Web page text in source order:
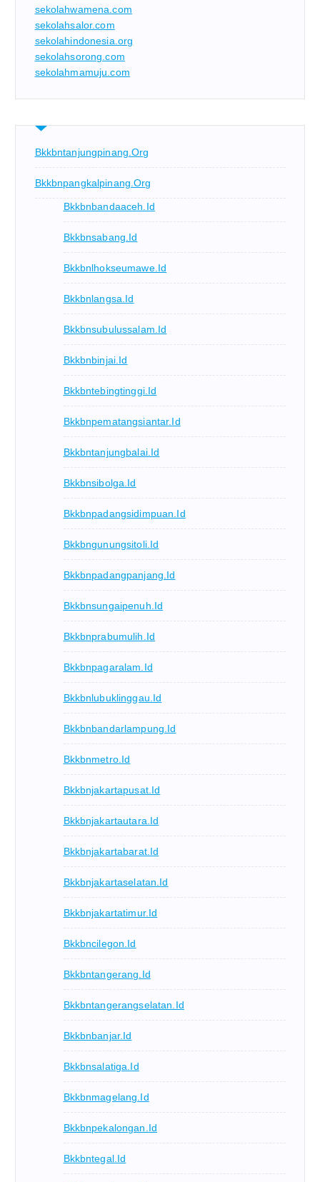
sekolahwamena.com
sekolahsalor.com
sekolahindonesia.org
sekolahsorong.com
sekolahmamuju.com
Bkkbntanjungpinang.org
Bkkbnpangkalpinang.org
Bkkbnbandaaceh.id
Bkkbnsabang.id
Bkkbnlhokseumawe.id
Bkkbnlangsa.id
Bkkbnsubulussalam.id
Bkkbnbinjai.id
Bkkbntebingtinggi.id
Bkkbnpematangsiantar.id
Bkkbntanjungbalai.id
Bkkbnsibolga.id
Bkkbnpadangsidimpuan.id
Bkkbngunungsitoli.id
Bkkbnpadangpanjang.id
Bkkbnsungaipenuh.id
Bkkbnprabumulih.id
Bkkbnpagaralam.id
Bkkbnlubuklinggau.id
Bkkbnbandarlampung.id
Bkkbnmetro.id
Bkkbnjakartapusat.id
Bkkbnjakartautara.id
Bkkbnjakartabarat.id
Bkkbnjakartaselatan.id
Bkkbnjakartatimur.id
Bkkbncilegon.id
Bkkbntangerang.id
Bkkbntangerangselatan.id
Bkkbnbanjar.id
Bkkbnsalatiga.id
Bkkbnmagelang.id
Bkkbnpekalongan.id
Bkkbntegal.id